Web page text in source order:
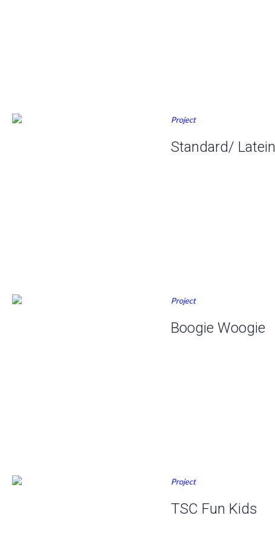
Project
Standard/ Latein
Project
Boogie Woogie
Project
TSC Fun Kids